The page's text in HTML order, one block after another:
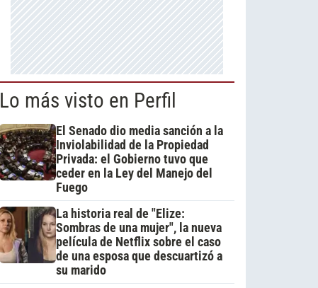
Lo más visto en Perfil
El Senado dio media sanción a la
Inviolabilidad de la Propiedad
Privada: el Gobierno tuvo que
ceder en la Ley del Manejo del
Fuego
La historia real de "Elize:
Sombras de una mujer", la nueva
película de Netflix sobre el caso
de una esposa que descuartizó a
su marido